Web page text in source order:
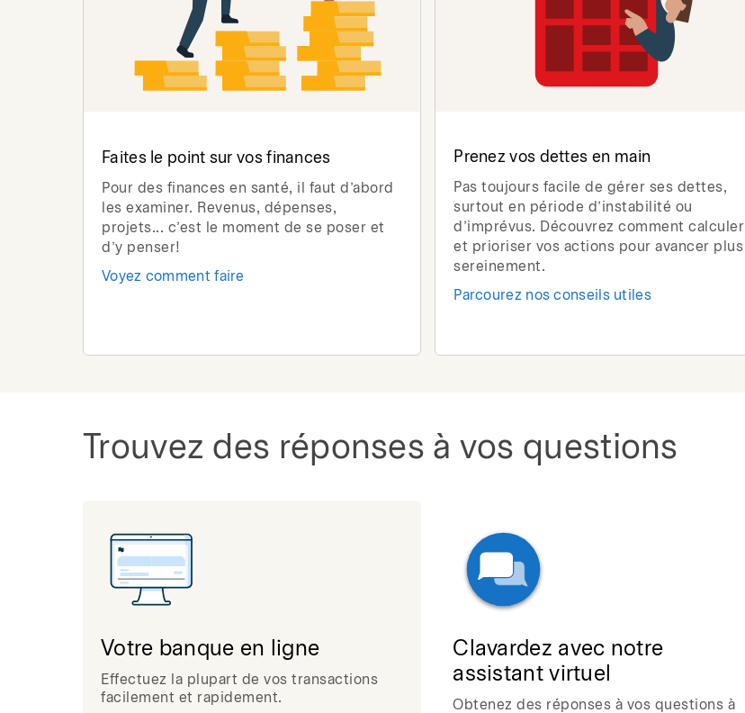
Faites le point sur vos finances
Pour des finances en santé, il faut d’abord
les examiner. Revenus, dépenses,
projets... c’est le moment de se poser et
d’y penser!
Voyez comment faire
Prenez vos dettes en main
Pas toujours facile de gérer ses dettes,
surtout en période d’instabilité ou
d’imprévus. Découvrez comment calculer
et prioriser vos actions pour avancer plus
sereinement.
Parcourez nos conseils utiles
Trouvez des réponses à vos questions
Votre banque en ligne
Effectuez la plupart de vos transactions
facilement et rapidement.
Clavardez avec notre
assistant virtuel
Obtenez des réponses à vos questions à